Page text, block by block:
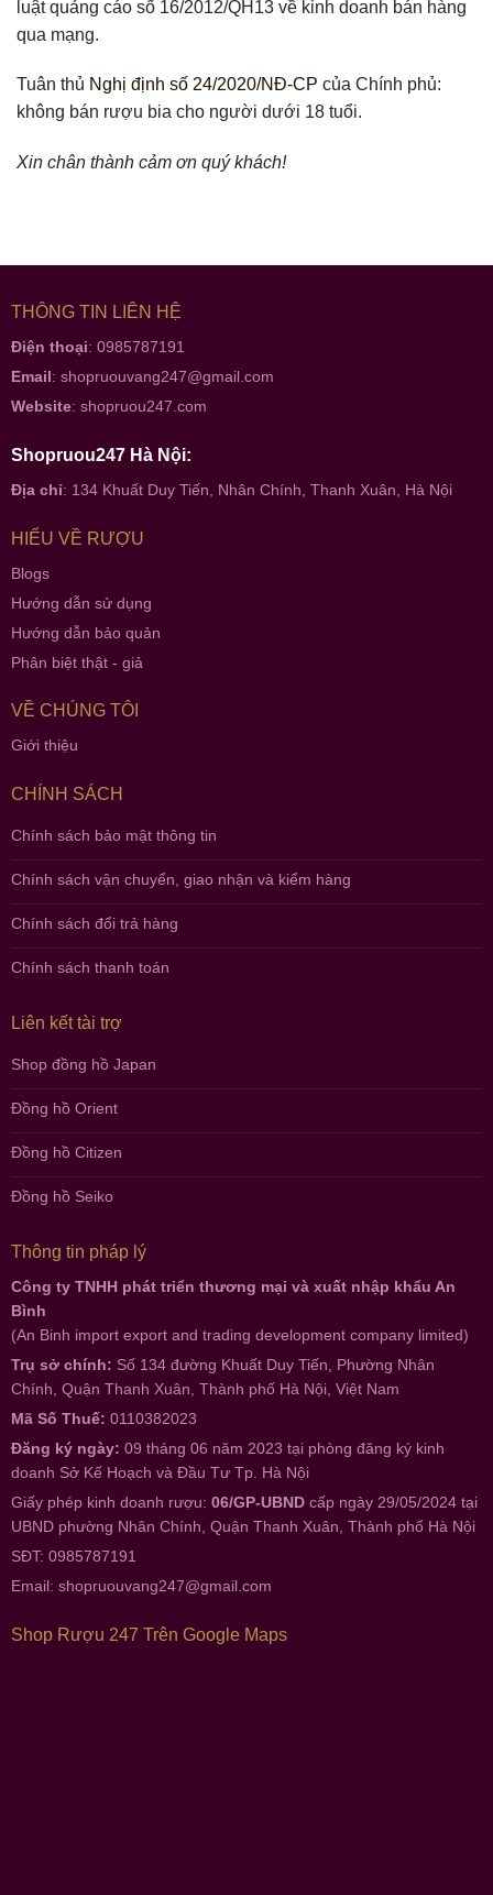
luật quảng cáo số 16/2012/QH13 về kinh doanh bán hàng
qua mạng.
Tuân thủ Nghị định số 24/2020/NĐ-CP của Chính phủ:
không bán rượu bia cho người dưới 18 tuổi.
Xin chân thành cảm ơn quý khách!
THÔNG TIN LIÊN HỆ
Điện thoại: 0985787191
Email: shopruouvang247@gmail.com
Website: shopruou247.com
Shopruou247 Hà Nội:
Địa chỉ: 134 Khuất Duy Tiến, Nhân Chính, Thanh Xuân, Hà Nội
HIỂU VỀ RƯỢU
Blogs
Hướng dẫn sử dụng
Hướng dẫn bảo quản
Phân biệt thật - giả
VỀ CHÚNG TÔI
Giới thiệu
CHÍNH SÁCH
Chính sách bảo mật thông tin
Chính sách vận chuyển, giao nhận và kiểm hàng
Chính sách đổi trả hàng
Chính sách thanh toán
Liên kết tài trợ
Shop đồng hồ Japan
Đồng hồ Orient
Đồng hồ Citizen
Đồng hồ Seiko
Thông tin pháp lý
Công ty TNHH phát triển thương mại và xuất nhập khẩu An
Bình
(An Binh import export and trading development company limited)
Trụ sở chính: Số 134 đường Khuất Duy Tiến, Phường Nhân
Chính, Quận Thanh Xuân, Thành phố Hà Nội, Việt Nam
Mã Số Thuế: 0110382023
Đăng ký ngày: 09 tháng 06 năm 2023 tại phòng đăng ký kinh
doanh Sở Kế Hoạch và Đầu Tư Tp. Hà Nội
Giấy phép kinh doanh rượu: 06/GP-UBND cấp ngày 29/05/2024 tại
UBND phường Nhân Chính, Quận Thanh Xuân, Thành phố Hà Nội
SĐT: 0985787191
Email: shopruouvang247@gmail.com
Shop Rượu 247 Trên Google Maps